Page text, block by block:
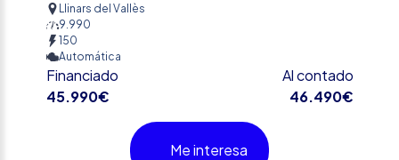
Llinars del Vallès
9.990
150
Automática
Financiado
45.990€
Al contado
46.490€
Me interesa